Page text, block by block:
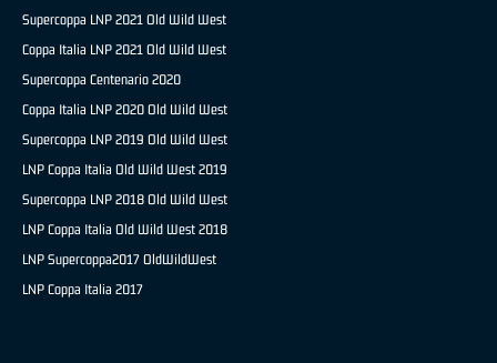
Supercoppa LNP 2021 Old Wild West
Coppa Italia LNP 2021 Old Wild West
Supercoppa Centenario 2020
Coppa Italia LNP 2020 Old Wild West
Supercoppa LNP 2019 Old Wild West
LNP Coppa Italia Old Wild West 2019
Supercoppa LNP 2018 Old Wild West
LNP Coppa Italia Old Wild West 2018
LNP Supercoppa2017 OldWildWest
LNP Coppa Italia 2017